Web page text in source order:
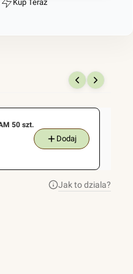
Szybki
do
zgrzewarki
CAS
CDS-
Kup Teraz
50 szt.
Dodaj
Jak to dziala?